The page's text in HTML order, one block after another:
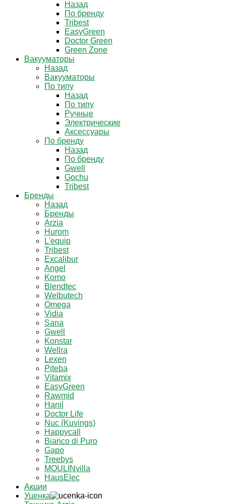
Назад
По бренду
Tribest
EasyGreen
Doctor Green
Green Zone
Вакууматоры
Назад
Вакууматоры
По типу
Назад
По типу
Ручные
Электрические
Аксессуары
По бренду
Назад
По бренду
Gwell
Gochu
Tribest
Бренды
Назад
Бренды
Arzia
Hurom
L'equip
Tribest
Excalibur
Angel
Komo
Blendtec
Welbutech
Omega
Vidia
Sana
Gwell
Konstar
Wellra
Lexen
Piteba
Vitamix
EasyGreen
Rawmid
Hanil
Doctor Life
Nuc (Kuvings)
Happycall
Bianco di Puro
Gapo
Treebys
MOULINvilla
HausElec
Акции
Уценка